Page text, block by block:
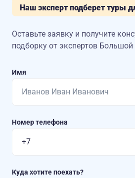
Наш эксперт подберет туры
Оставьте заявку и получите
подборку от экспертов
Имя
Номер телефона
Куда хотите поехать?